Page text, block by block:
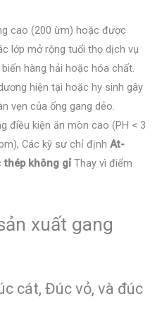
cao (200 ừm) hoặc được
lớp mở rộng tuổi thọ dịch vụ
hàng hải hoặc hóa chất.
hiện tại hoặc hy sinh gây
vẹn của ống gang dẻo.
điều kiện ăn mòn cao (PH < 3
Các kỹ sư chỉ địnhAt-
thép không gỉ Thay vì điểm
xuất gang
cát, Đúc vỏ, và đúc